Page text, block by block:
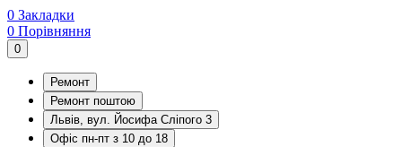
0 Закладки
0 Порівняння
0
Ремонт
Ремонт поштою
Львів, вул. Йосифа Сліпого 3
Офіс пн-пт з 10 до 18